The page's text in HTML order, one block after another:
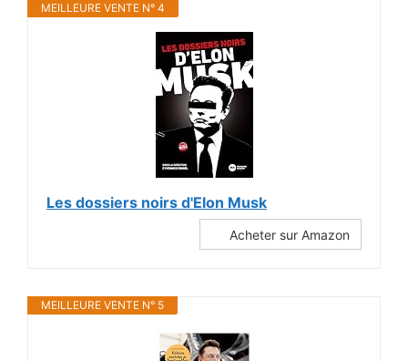
MEILLEURE VENTE N° 4
Les dossiers noirs d'Elon Musk
Acheter sur Amazon
MEILLEURE VENTE N° 5